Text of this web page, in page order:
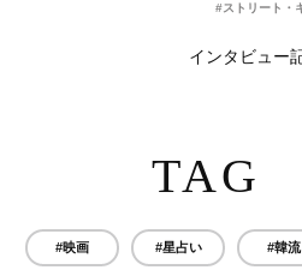
#ストリート・
インタビュー
TAG
#映画 #星占い #韓流